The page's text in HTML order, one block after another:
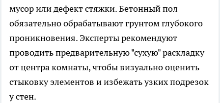
мусор или дефект стяжки. Бетонный пол
обязательно обрабатывают грунтом глубокого
проникновения. Эксперты рекомендуют
проводить предварительную "сухую" раскладку
от центра комнаты, чтобы визуально оценить
стыковку элементов и избежать узких подрезок
у стен.